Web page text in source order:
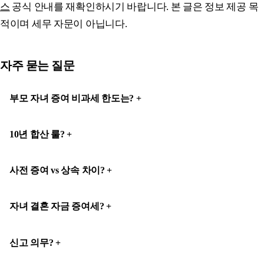
스 공식 안내를 재확인하시기 바랍니다. 본 글은 정보 제공 목
적이며 세무 자문이 아닙니다.
자주 묻는 질문
부모 자녀 증여 비과세 한도는?
10년 합산 룰?
사전 증여 vs 상속 차이?
자녀 결혼 자금 증여세?
신고 의무?